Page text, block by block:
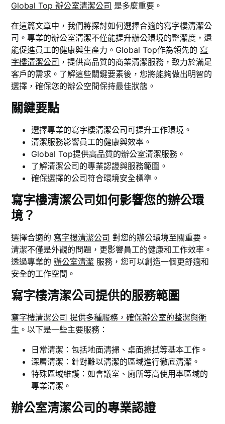
Global Top 辦公室清潔公司 是多麼重要。
在這篇文章中，我們將探討如何選擇合適的寫字樓清潔公
司。專業的辦公室清潔不僅能提升辦公環境的整潔度，還
能促進員工的健康與生產力。Global Top作為領先的 寫
字樓清潔公司 ，提供高品質的商業清潔服務，致力於滿足
客戶的需求。了解這些關鍵要素後，您將能夠做出明智的
選擇，確保您的辦公空間保持最佳狀態。
關鍵要點
選擇專業的寫字樓清潔公司可提升工作環境。
清潔服務影響員工的健康與效率。
Global Top提供高品質的辦公室清潔服務。
了解清潔公司的專業認證與服務範圍。
確保選擇的公司符合環境安全標準。
寫字樓清潔公司如何影響您的辦公環
境？
選擇合適的 寫字樓清潔公司 對您的辦公環境至關重要。
清潔不僅是外觀的問題，更影響員工的健康和工作效率。
透過專業的辦公室清潔 服務，您可以創造一個更舒適和
安全的工作空間。
寫字樓清潔公司提供的服務範圍
寫字樓清潔公司 提供多種服務，確保辦公室的整潔與衛
生 。以下是一些主要服務：
日常清潔：包括地面清掃、桌面擦拭等基本工作。
深層清潔：針對難以清潔的區域進行徹底清潔。
特殊區域維護：如會議室、廁所等高使用率區域的
專業清潔。
辦公室清潔公司的專業認證